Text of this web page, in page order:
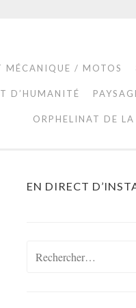
MÉCANIQUE / MOTOS
D’HUMANITÉ
ORPHELINAT DE
EN DIRECT